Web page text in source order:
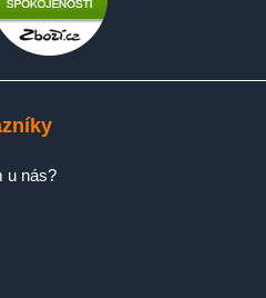
u nás?